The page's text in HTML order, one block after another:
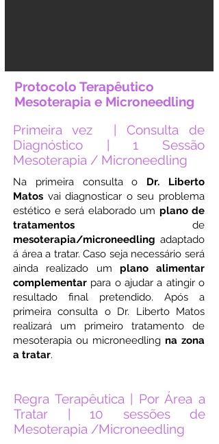
Protocolo Terapêutico
Mesoterapia e Microneedling
Primeira vez | Consulta de
Diagnóstico | 1 Sessão
Mesoterapia / Microneedling
Na primeira consulta o Dr. Liberto
Matos vai diagnosticar o seu problema
estético e será elaborado um plano de
tratamentos de
mesoterapia/microneedling adaptado
á área a tratar. Caso seja necessário será
ainda realizado um plano alimentar
complementar para o ajudar a atingir o
resultado final pretendido. Após a
primeira consulta o Dr. Liberto Matos
realizará um primeiro tratamento de
mesoterapia ou microneedling na zona
a tratar.
Regra Terapêutica | Por Área a
Tratar | 10 sessões de
Mesoterapia /Microneedling